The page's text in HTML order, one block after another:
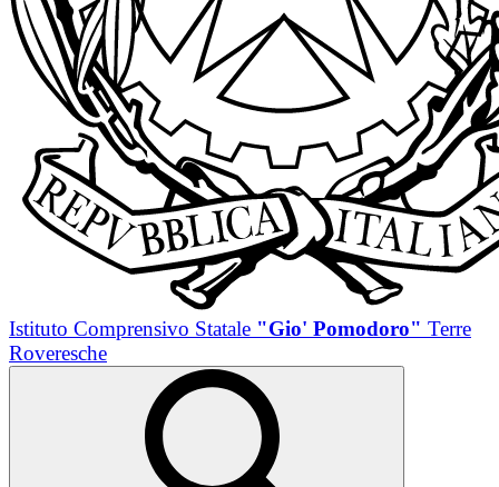
Istituto Comprensivo Statale "Gio' Pomodoro" Terre
Roveresche